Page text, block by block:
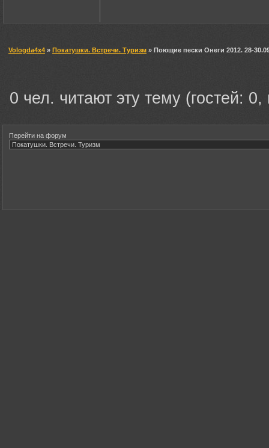
Vologda4x4 » Покатушки. Встречи. Туризм » Поющие пески Онеги 2012. 28-
0 чел. читают эту тему (гостей:
Перейти на форум